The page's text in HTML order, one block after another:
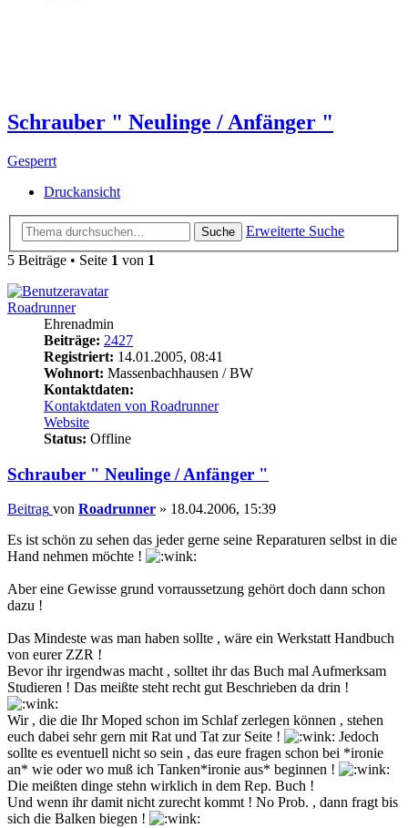
Schrauber " Neulinge / Anfänger "
Gesperrt
Druckansicht
Suche
Erweiterte Suche
5 Beiträge • Seite 1 von 1
Roadrunner
Ehrenadmin
Beiträge: 2427
Registriert: 14.01.2005, 08:41
Wohnort: Massenbachhausen / BW
Kontaktdaten:
Kontaktdaten von Roadrunner
Website
Status: Offline
Schrauber " Neulinge / Anfänger "
Beitrag von Roadrunner » 18.04.2006, 15:39
Es ist schön zu sehen das jeder gerne seine Reparaturen selbst in die
Hand nehmen möchte !
Aber eine Gewisse grund vorraussetzung gehört doch dann schon
dazu !
Das Mindeste was man haben sollte , wäre ein Werkstatt Handbuch
von eurer ZZR !
Bevor ihr irgendwas macht , solltet ihr das Buch mal Aufmerksam
Studieren ! Das meißte steht recht gut Beschrieben da drin !
Wir , die die Ihr Moped schon im Schlaf zerlegen können , stehen
euch dabei sehr gern mit Rat und Tat zur Seite !
Jedoch
sollte es eventuell nicht so sein , das eure fragen schon bei *ironie
an* wie oder wo muß ich Tanken*ironie aus* beginnen !
Die meißten dinge stehn wirklich in dem Rep. Buch !
Und wenn ihr damit nicht zurecht kommt ! No Prob. , dann fragt bis
sich die Balken biegen !